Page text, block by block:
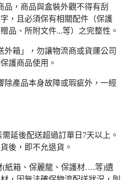
，商品與盒裝外觀不得有刮
，且必須保有相關配件（保護
品、所附文件...等）之完整性。
外箱」，勿讓物流商或貨運公司
護商品使用。
除產品本身故障或瑕疵外，一經
延後配送超過訂單日7天以上。
後，即不允退貨。
紙箱、保麗龍、保護材….等)遺